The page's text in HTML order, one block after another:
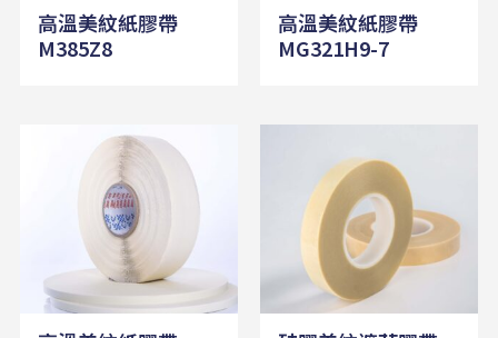
高溫美紋紙膠帶
M385Z8
高溫美紋紙膠帶
MG321H9-7